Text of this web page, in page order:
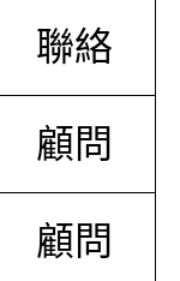
聯絡
顧問
顧問